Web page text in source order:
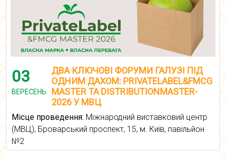
03
ВЕРЕСЕНЬ
ДВА КЛЮЧОВІ ФОРУМИ ГАЛУЗІ ПІД
ОДНИМ ДАХОМ: PRIVATELABEL&FMCG
MASTER ТА DISTRIBUTIONMASTER-
2026 У МВЦ
Місце проведення: Міжнародний виставковий центр
(МВЦ), Броварський проспект, 15, м. Київ, павільйон
№2